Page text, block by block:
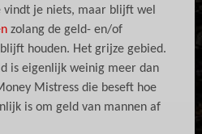
vindt je niets, maar blijft wel
zolang de geld- en/of
houden. Het grijze gebied.
is eigenlijk weinig meer dan
Mistress die beseft hoe
is om geld van mannen af